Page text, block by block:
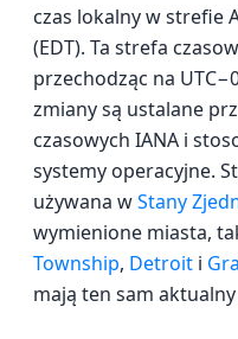
czas lokalny w strefie
(EDT). Ta strefa
przechodząc na
zmiany są ustalane
czasowych IANA i
systemy operacyjne.
używana wStany
wymienione miasta,
Township, Detroit i
mają ten sam